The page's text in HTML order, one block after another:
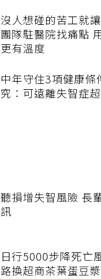
沒人想碰的苦工就
團隊駐醫院找痛點
更有溫度
中年守住3項健康條
究：可遠離失智症
聽損增失智風險 長
訊
日行5000步降死
路換超商茶葉蛋豆漿